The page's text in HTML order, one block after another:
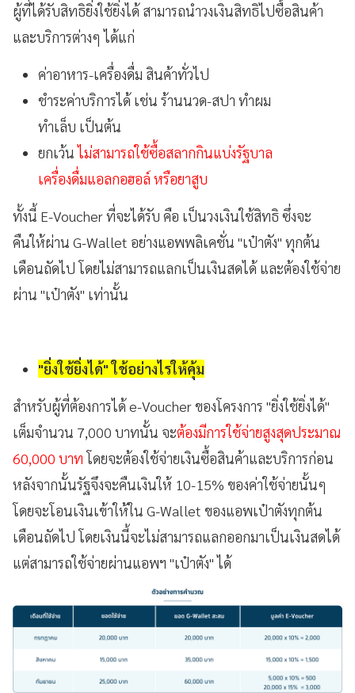
ผู้ที่ได้รับสิทธิยิ่งใช้ยิ่งได้ สามารถนำวงเงินสิทธิไปซื้อสินค้า
และบริการต่างๆ ได้แก่
ค่าอาหาร-เครื่องดื่ม สินค้าทั่วไป
ชำระค่าบริการได้ เช่น ร้านนวด-สปา ทำผม
ทำเล็บ เป็นต้น
ยกเว้นไม่สามารถใช้ซื้อสลากกินแบ่งรัฐบาล
เครื่องดื่มแอลกอฮอล์ หรือยาสูบ
ทั้งนี้ E-Voucher ที่จะได้รับ คือ เป็นวงเงินใช้สิทธิ ซึ่งจะ
คืนให้ผ่าน G-Wallet อย่างแอพพลิเคชั่น "เป๋าตัง" ทุกต้น
เดือนถัดไป โดยไม่สามารถแลกเป็นเงินสดได้ และต้องใช้จ่าย
ผ่าน "เป๋าตัง" เท่านั้น
"ยิ่งใช้ยิ่งได้" ใช้อย่างไรให้คุ้ม
สำหรับผู้ที่ต้องการได้ e-Voucher ของโครงการ "ยิ่งใช้ยิ่งได้"
เต็มจำนวน 7,000 บาทนั้น จะต้องมีการใช้จ่ายสูงสุดประมาณ
60,000 บาทโดยจะต้องใช้จ่ายเงินซื้อสินค้าและบริการก่อน
หลังจากนั้นรัฐจึงจะคืนเงินให้ 10-15% ของค่าใช้จ่ายนั้นๆ
โดยจะโอนเงินเข้าให้ใน G-Wallet ของแอพเป๋าตังทุกต้น
เดือนถัดไป โดยเงินนี้จะไม่สามารถแลกออกมาเป็นเงินสดได้
แต่สามารถใช้จ่ายผ่านแอพฯ "เป๋าตัง" ได้